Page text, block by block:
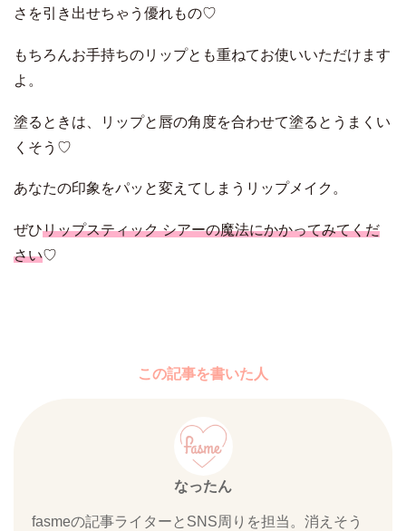
さを引き出せちゃう優れもの♡
もちろんお手持ちのリップとも重ねてお使いいただけます
よ。
塗るときは、リップと唇の角度を合わせて塗るとうまくい
くそう♡
あなたの印象をパッと変えてしまうリップメイク。
ぜひリップスティック シアーの魔法にかかってみてくだ
さい♡
この記事を書いた人
なったん
fasmeの記事ライターとSNS周りを担当。消えそう